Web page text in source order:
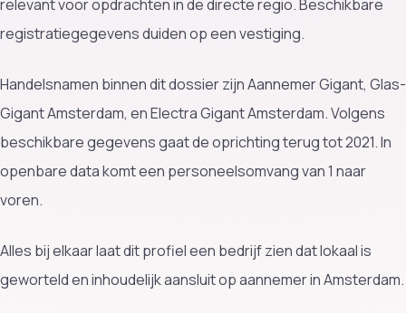
relevant voor opdrachten in de directe regio. Beschikbare
registratiegegevens duiden op een vestiging.
Handelsnamen binnen dit dossier zijn Aannemer Gigant, Glas-
Gigant Amsterdam, en Electra Gigant Amsterdam. Volgens
beschikbare gegevens gaat de oprichting terug tot 2021. In
openbare data komt een personeelsomvang van 1 naar
voren.
Alles bij elkaar laat dit profiel een bedrijf zien dat lokaal is
geworteld en inhoudelijk aansluit op aannemer in Amsterdam.